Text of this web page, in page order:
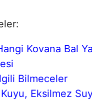
Kovana Bal
Bilmeceler
Eksilmez